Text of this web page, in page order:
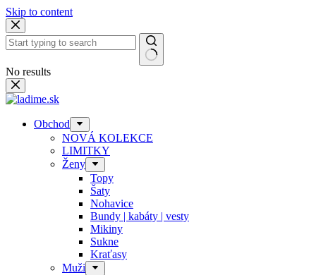
Skip to content
No results
Obchod
NOVÁ KOLEKCE
LIMITKY
Ženy
Topy
Šaty
Nohavice
Bundy | kabáty | vesty
Mikiny
Sukne
Kraťasy
Muži